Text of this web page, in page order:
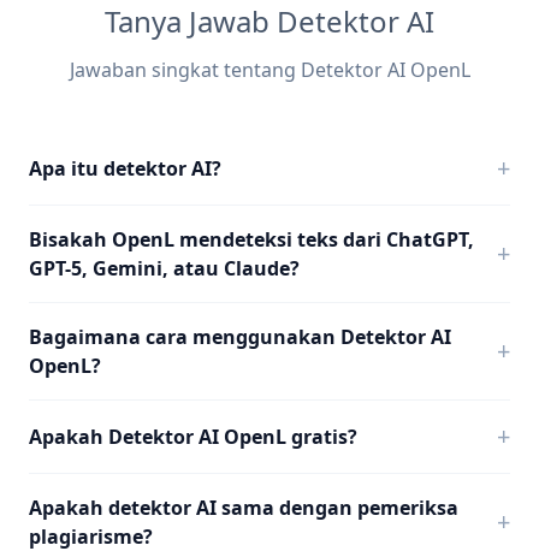
Tanya Jawab Detektor AI
Jawaban singkat tentang Detektor AI OpenL
Apa itu detektor AI? +
Bisakah OpenL mendeteksi teks dari ChatGPT,
GPT-5, Gemini, atau Claude?
+
Bagaimana cara menggunakan Detektor AI
OpenL?
+
Apakah Detektor AI OpenL gratis? +
Apakah detektor AI sama dengan pemeriksa
plagiarisme?
+